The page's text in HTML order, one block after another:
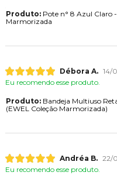
Produto:Pote n° 8 Azul Claro
Marmorizada
Débora A. 14/
Eu recomendo esse produto.
Produto:Bandeja Multiuso
(EWEL Coleção Marmorizada)
Andréa B. 22/
Eu recomendo esse produto.